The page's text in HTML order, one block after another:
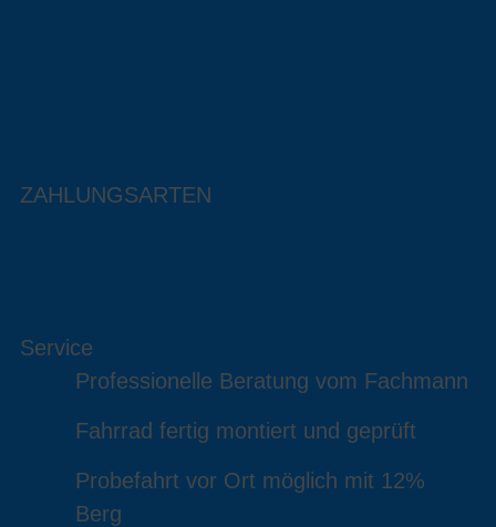
ZAHLUNGSARTEN
Service
Professionelle Beratung vom Fachmann
Fahrrad fertig montiert und geprüft
Probefahrt vor Ort möglich mit 12%
Berg